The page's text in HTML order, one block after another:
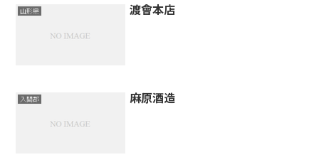
山形県 渡會本店
入間郡 麻原酒造